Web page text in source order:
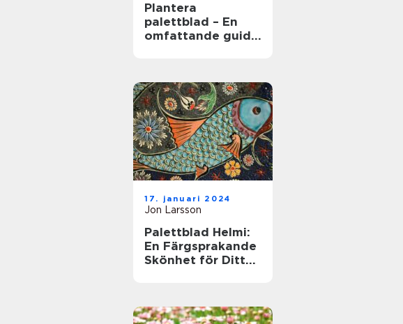
Plantera
palettblad – En
omfattande guide
17. januari 2024
Jon Larsson
Palettblad Helmi:
En Färgsprakande
Skönhet för Ditt